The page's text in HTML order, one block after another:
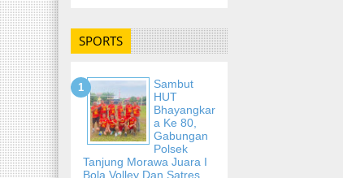
SPORTS
Sambut
HUT
Bhayangkar
A Ke 80,
Gabungan
Polsek
Tanjung Morawa Juara I
Bola Volley Dan Satres